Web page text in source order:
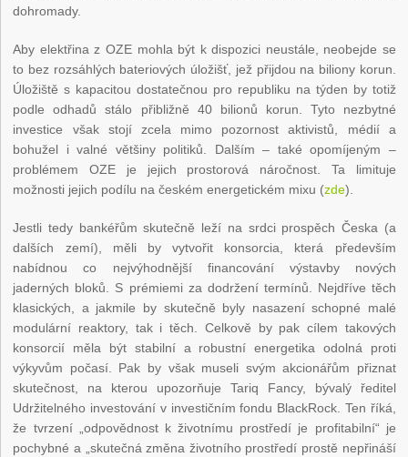
dohromady.
Aby elektřina z OZE mohla být k dispozici neustále, neobejde se
to bez rozsáhlých bateriových úložišť, jež přijdou na biliony korun.
Úložiště s kapacitou dostatečnou pro republiku na týden by totiž
podle odhadů stálo přibližně 40 bilionů korun. Tyto nezbytné
investice však stojí zcela mimo pozornost aktivistů, médií a
bohužel i valné většiny politiků. Dalším – také opomíjeným –
problémem OZE je jejich prostorová náročnost. Ta limituje
možnosti jejich podílu na českém energetickém mixu (zde).
Jestli tedy bankéřům skutečně leží na srdci prospěch Česka (a
dalších zemí), měli by vytvořit konsorcia, která především
nabídnou co nejvýhodnější financování výstavby nových
jaderných bloků. S prémiemi za dodržení termínů. Nejdříve těch
klasických, a jakmile by skutečně byly nasazení schopné malé
modulární reaktory, tak i těch. Celkově by pak cílem takových
konsorcií měla být stabilní a robustní energetika odolná proti
výkyvům počasí. Pak by však museli svým akcionářům přiznat
skutečnost, na kterou upozorňuje Tariq Fancy, bývalý ředitel
Udržitelného investování v investičním fondu BlackRock. Ten říká,
že tvrzení „odpovědnost k životnímu prostředí je profitabilní“ je
pochybné a „skutečná změna životního prostředí prostě nepřináší